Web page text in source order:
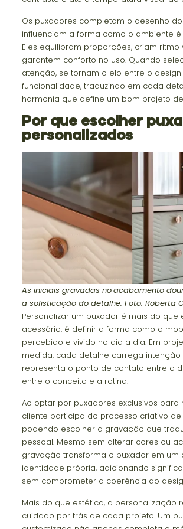
Os puxadores completam o desenho
influenciam a forma como o ambiente
Eles equilibram proporções, criam ritmo
garantem conforto no uso. Quando
atenção, se tornam o elo entre o
funcionalidade, traduzindo em cada
harmonia que define um bom projeto
Por que escolher
personalizados
As iniciais gravadas noacabamento
a sofisticação do detalhe. Foto: Roberta
Personalizar um puxador é mais do que
acessório: é definir a forma como o
percebido e vivido no dia a dia. Em
medida, cada detalhe carrega
representa o ponto de contato entre o
entre o conceito e a rotina.
Ao optar por puxadores exclusivos para
cliente participa do processo criativo de
podendo escolher a gravação que
pessoal. Mesmo sem alterar cores ou
gravação transforma o puxador em um
identidade própria, adicionando
sem comprometer a coerência do
Mais do que estética, a personalização
cuidado por trás de cada projeto. Um